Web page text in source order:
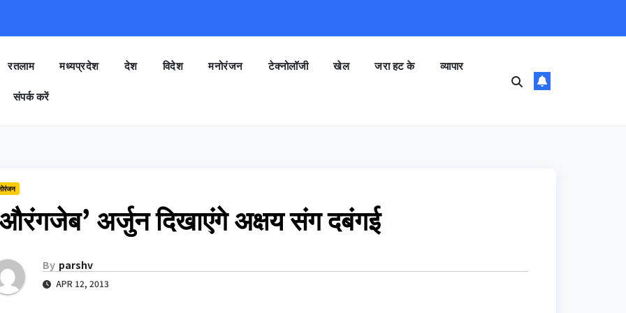
रतलाम मध्यप्रदेश देश विदेश मनोरंजन टेक्नोलॉजी खेल जरा हट के व्यापार
संपर्क करें
अर्जुन दिखाएंगे अक्षय संग दबंगई
By parshv
APR 12, 2013